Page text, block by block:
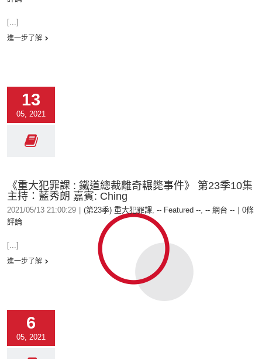
[...]
進一步了解
13
05, 2021
《重大犯罪課 : 鐵道總裁離奇輾斃事件》 第23季10集
主持：藍秀朗 嘉賓: Ching
2021/05/13 21:00:29 (第23季) 重大犯罪課, -- Featured --, -- 網台 --
0條
評論
[...]
進一步了解
6
05, 2021